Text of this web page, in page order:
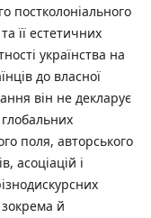
постколоніального
її естетичних
українства на
до власної
він не декларує
поля, авторського
асоціацій і
зокрема й